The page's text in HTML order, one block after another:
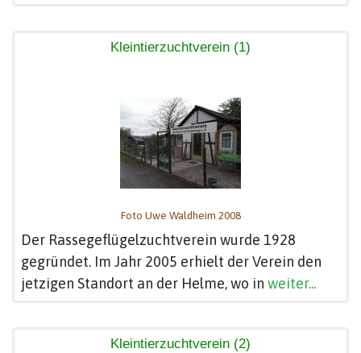
Kleintierzuchtverein (1)
Foto Uwe Waldheim 2008
Der Rassegeflügelzuchtverein wurde 1928
gegründet. Im Jahr 2005 erhielt der Verein den
jetzigen Standort an der Helme, wo in weiter...
Kleintierzuchtverein (2)